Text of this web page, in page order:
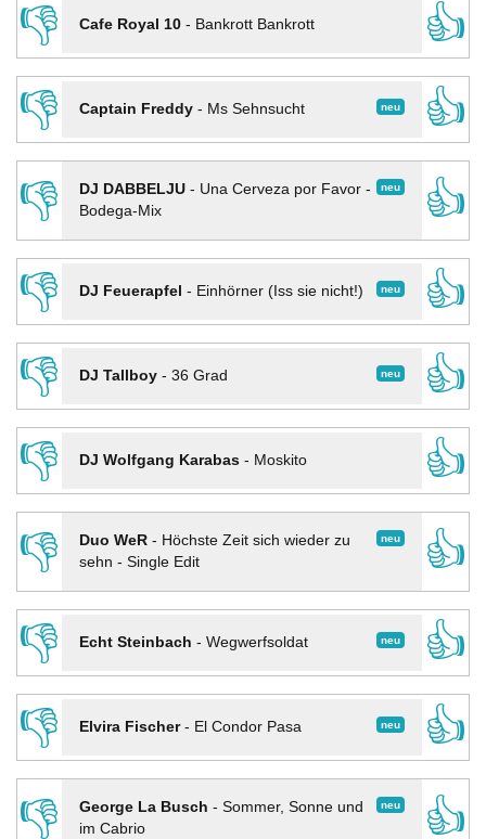
👎
Cafe Royal 10- Bankrott Bankrott
👍
👎
neu
Captain Freddy- Ms Sehnsucht
👍
👎
neu
DJ DABBELJU- Una Cerveza por Favor -
Bodega-Mix
👍
👎
neu
DJ Feuerapfel - Einhörner (Iss sie nicht!)
👍
👎
neu
DJ Tallboy- 36 Grad
👍
👎
DJ Wolfgang Karabas- Moskito
👍
👎
neu
Duo WeR- Höchste Zeit sich wieder zu
sehn - Single Edit
👍
👎
neu
Echt Steinbach - Wegwerfsoldat
👍
👎
neu
Elvira Fischer- El Condor Pasa
👍
👎
neu
George La Busch - Sommer, Sonne und
im Cabrio
👍